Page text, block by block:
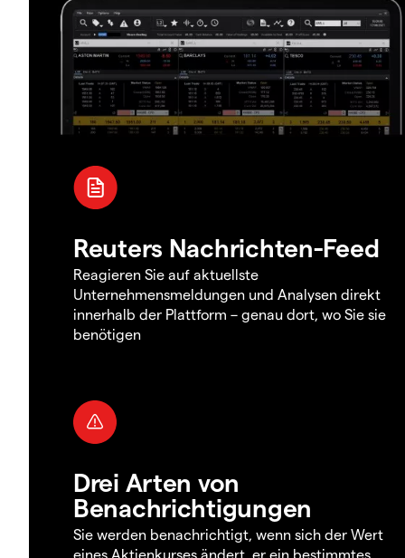
Reuters Nachrichten-Feed
Reagieren Sie auf aktuellste
Unternehmensmeldungen und Analysen direkt
innerhalb der Plattform – genau dort, wo Sie sie
benötigen
Drei Arten von
Benachrichtigungen
Sie werden benachrichtigt, wenn sich der Wert
eines Aktienkurses ändert, er ein bestimmtes